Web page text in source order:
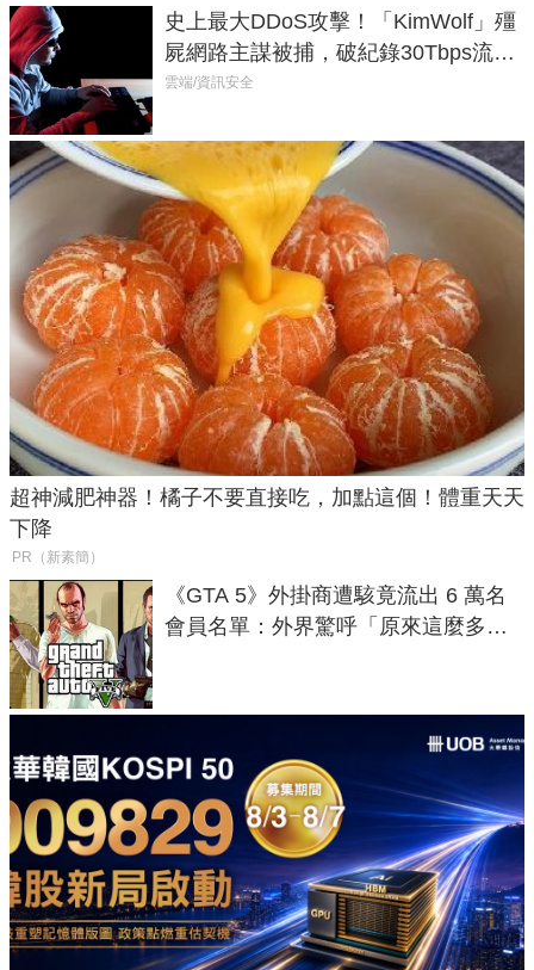
史上最大DDoS攻擊！「KimWolf」殭
屍網路主謀被捕，破紀錄30Tbps流量
癱瘓全球！
雲端/資訊安全
超神減肥神器！橘子不要直接吃，加點這個！體重天天
下降
PR（新素簡）
《GTA 5》外掛商遭駭竟流出 6 萬名
會員名單：外界驚呼「原來這麼多人